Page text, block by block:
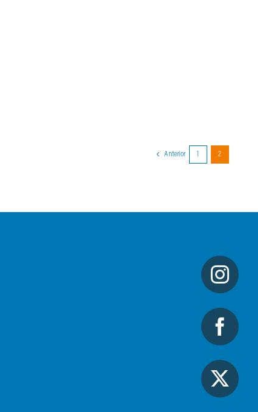
Anterior 1 2